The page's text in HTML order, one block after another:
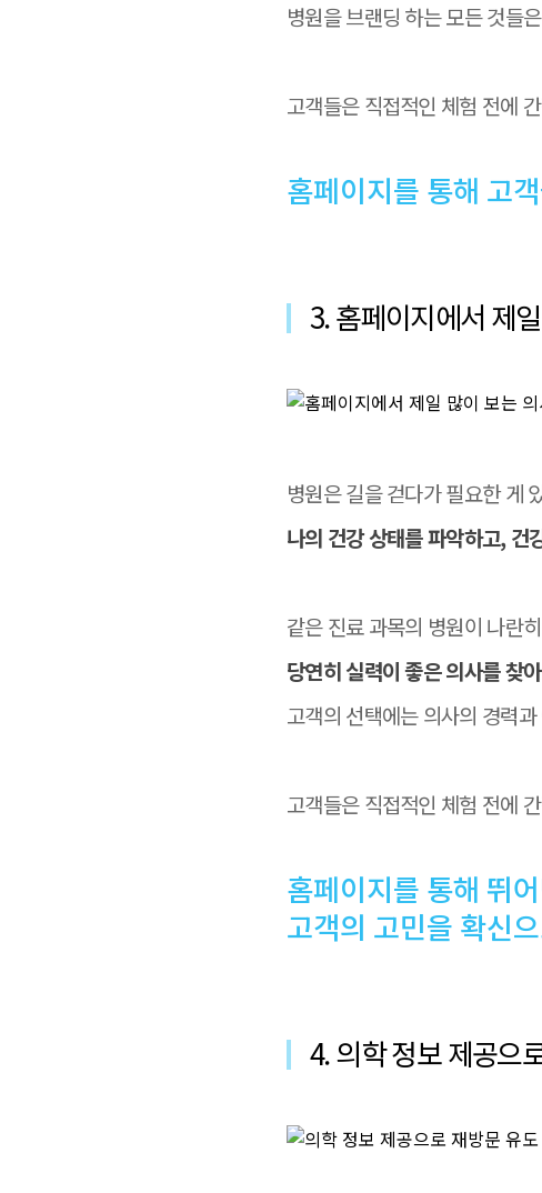
병원을 브랜딩 하는 모든 것들
고객들은 직접적인 체험 전에
홈페이지를 통해 고
3. 홈페이지에서 제
병원은 길을 걷다가 필요한 게
나의 건강 상태를 파악하고, 건
같은 진료 과목의 병원이 나란
당연히 실력이 좋은 의사를 찾
고객의 선택에는 의사의 경력
고객들은 직접적인 체험 전에
홈페이지를 통해 뛰
고객의 고민을 확신
4. 의학 정보 제공으